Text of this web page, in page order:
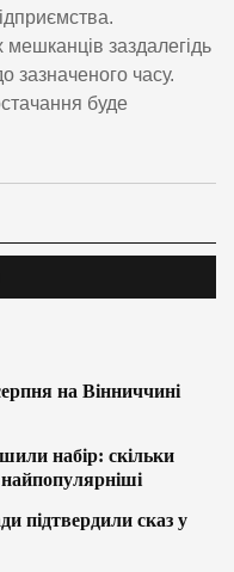
заздалегідь
зазначеного часу.
буде
на Вінниччині
набір: скільки
найпопулярніші
підтвердили сказ у